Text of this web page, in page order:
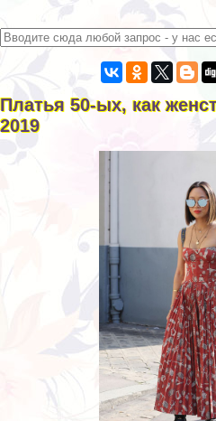
Платья 50-ых, как
2019